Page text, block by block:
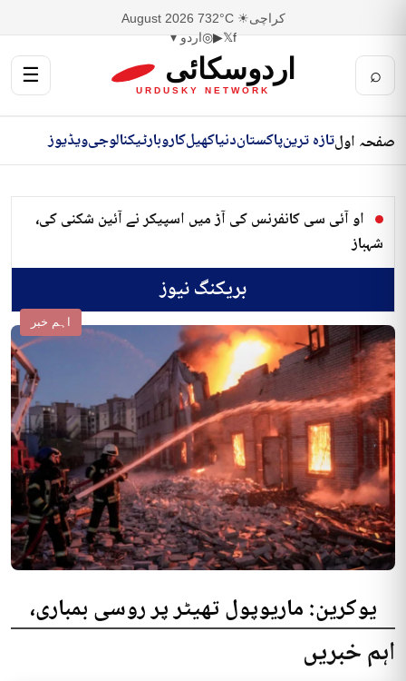
کراچی☀ 32°C
7 August 2026
f
𝕏
▶
◎اردو ▾
⌕ اردوسکائی
URDUSKY NETWORK
☰
صفحہ اولتازہ ترینپاکستاندنیاکھیلکاروبارٹیکنالوجیویڈیوز
او آئی سی کانفرنس کی آڑ میں اسپیکر نے آئین شکنی کی،
شہباز
بریکنگ نیوز
اہم خبر
یوکرین: ماریوپول تھیٹر پر روسی بمباری،
300 افراد کی ہلاکت کا خدشہ
اہم خبریں